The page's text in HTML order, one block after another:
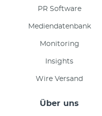
PR Software
Mediendatenbank
Monitoring
Insights
Wire Versand
Über uns